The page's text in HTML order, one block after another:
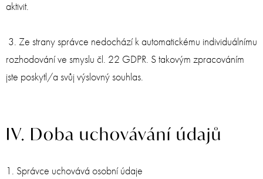
aktivit.
3. Ze strany správce nedochází k automatickému individuálnímu
rozhodování ve smyslu čl. 22 GDPR. S takovým zpracováním
jste poskytl/a svůj výslovný souhlas.
IV. Doba uchovávání údajů
1. Správce uchovává osobní údaje